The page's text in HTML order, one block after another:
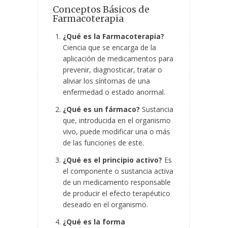
Conceptos Básicos de
Farmacoterapia
¿Qué es la Farmacoterapia?
Ciencia que se encarga de la
aplicación de medicamentos para
prevenir, diagnosticar, tratar o
aliviar los síntomas de una
enfermedad o estado anormal.
¿Qué es un fármaco? Sustancia
que, introducida en el organismo
vivo, puede modificar una o más
de las funciones de este.
¿Qué es el principio activo? Es
el componente o sustancia activa
de un medicamento responsable
de producir el efecto terapéutico
deseado en el organismo.
¿Qué es la forma